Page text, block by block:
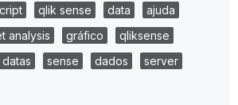
qlik sense data
ajuda
analysis gráfico
qliksense
datas sense dados
server